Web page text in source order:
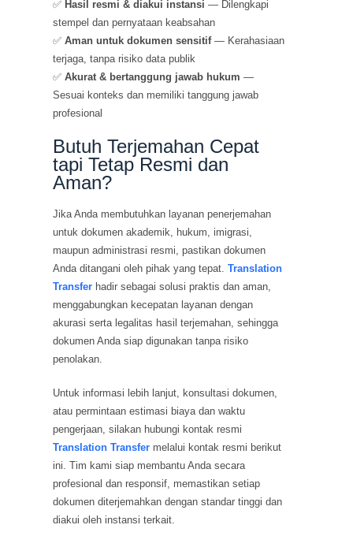
✅ Hasil resmi & diakui instansi — Dilengkapi
stempel dan pernyataan keabsahan
✅Aman untuk dokumen sensitif— Kerahasiaan
terjaga, tanpa risiko data publik
✅Akurat & bertanggung jawab hukum —
Sesuai konteks dan memiliki tanggung jawab
profesional
Butuh Terjemahan Cepat
tapi Tetap Resmi dan
Aman?
Jika Anda membutuhkan layanan penerjemahan
untuk dokumen akademik, hukum, imigrasi,
maupun administrasi resmi, pastikan dokumen
Anda ditangani oleh pihak yang tepat.Translation
Transfer hadir sebagai solusi praktis dan aman,
menggabungkan kecepatan layanan dengan
akurasi serta legalitas hasil terjemahan, sehingga
dokumen Anda siap digunakan tanpa risiko
penolakan.
Untuk informasi lebih lanjut, konsultasi dokumen,
atau permintaan estimasi biaya dan waktu
pengerjaan, silakan hubungi kontak resmi
Translation Transfer melalui kontak resmi berikut
ini. Tim kami siap membantu Anda secara
profesional dan responsif, memastikan setiap
dokumen diterjemahkan dengan standar tinggi dan
diakui oleh instansi terkait.